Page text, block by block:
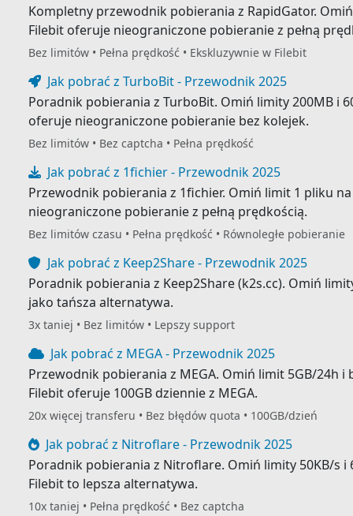
Kompletny przewodnik pobierania z RapidGator.
Filebit oferuje nieograniczone pobieranie z pełną
Bez limitów • Pełna prędkość • Ekskluzywnie w Filebit
Jak pobrać z TurboBit - Przewodnik 2025
Poradnik pobierania z TurboBit. Omiń limity 200MB i
oferuje nieograniczone pobieranie bez kolejek.
Bez limitów • Bez captcha • Pełna prędkość
Jak pobrać z 1fichier - Przewodnik 2025
Przewodnik pobierania z 1fichier. Omiń limit 1 pliku
nieograniczone pobieranie z pełną prędkością.
Bez limitów czasu • Pełna prędkość • Równoległe pobieranie
Jak pobrać z Keep2Share - Przewodnik 2025
Poradnik pobierania z Keep2Share (k2s.cc). Omiń
jako tańsza alternatywa.
3x taniej • Bez limitów • Lepszy support
Jak pobrać z MEGA - Przewodnik 2025
Przewodnik pobierania z MEGA. Omiń limit 5GB/24h i
Filebit oferuje 100GB dziennie z MEGA.
20x więcej transferu • Bez błędów quota • 100GB/dzień
Jak pobrać z Nitroflare - Przewodnik 2025
Poradnik pobierania z Nitroflare. Omiń limity 50KB/s i
Filebit to lepsza alternatywa.
10x taniej • Pełna prędkość • Bez captcha